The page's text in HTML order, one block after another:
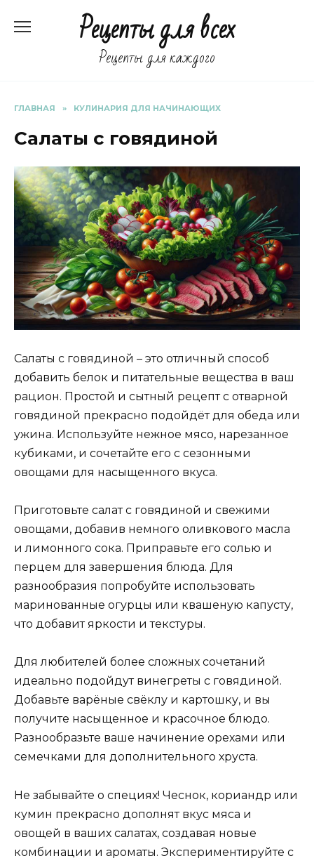
Рецепты для всех
Рецепты для каждого
ГЛАВНАЯ » КУЛИНАРИЯ ДЛЯ НАЧИНАЮЩИХ
Салаты с говядиной
Салаты с говядиной – это отличный способ
добавить белок и питательные вещества в ваш
рацион. Простой и сытный рецепт с отварной
говядиной прекрасно подойдёт для обеда или
ужина. Используйте нежное мясо, нарезанное
кубиками, и сочетайте его с сезонными
овощами для насыщенного вкуса.
Приготовьте салат с говядиной и свежими
овощами, добавив немного оливкового масла
и лимонного сока. Приправьте его солью и
перцем для завершения блюда. Для
разнообразия попробуйте использовать
маринованные огурцы или квашеную капусту,
что добавит яркости и текстуры.
Для любителей более сложных сочетаний
идеально подойдут винегреты с говядиной.
Добавьте варёные свёклу и картошку, и вы
получите насыщенное и красочное блюдо.
Разнообразьте ваше начинение орехами или
семечками для дополнительного хруста.
Не забывайте о специях! Чеснок, кориандр или
кумин прекрасно дополнят вкус мяса и
овощей в ваших салатах, создавая новые
комбинации и ароматы. Экспериментируйте с